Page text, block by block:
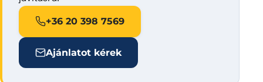
+36 20 398 7569
Ajánlatot kérek